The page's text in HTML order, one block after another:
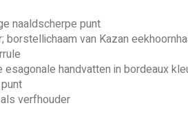
naaldscherpe punt
borstellichaam van Kazan
handvatten in bordeaux
verfhouder